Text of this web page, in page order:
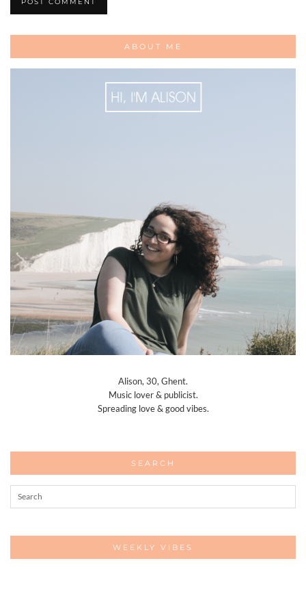
ABOUT ME
Alison, 30, Ghent.
Music lover & publicist.
Spreading love & good vibes.
SEARCH
WEEKLY VIBES